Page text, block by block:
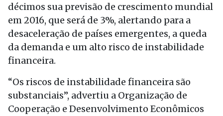
décimos sua previsão de crescimento mundial
em 2016, que será de 3%, alertando para a
desaceleração de países emergentes, a queda
da demanda e um alto risco de instabilidade
financeira.
“Os riscos de instabilidade financeira são
substanciais”, advertiu a Organização de
Cooperação e Desenvolvimento Econômicos